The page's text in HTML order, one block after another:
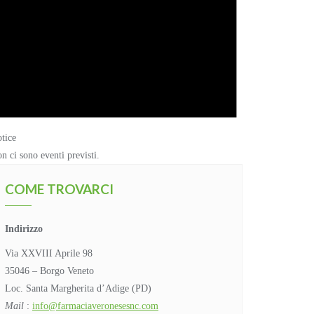
ci sono eventi previsti.
COME TROVARCI
Indirizzo
Via XXVIII Aprile 98
35046 – Borgo Veneto
Loc. Santa Margherita d’Adige (PD)
Mail : info@farmaciaveronesesnc.com